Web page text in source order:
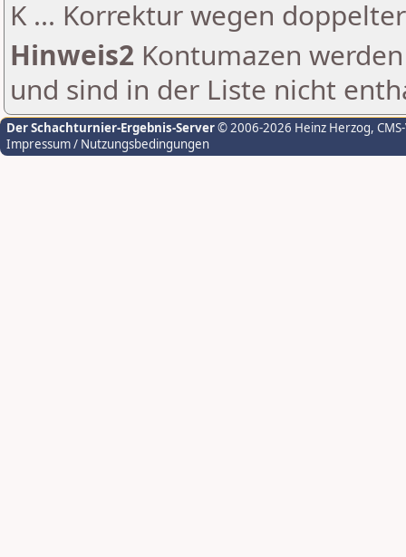
K ... Korrektur wegen
Hinweis2 Kontumazen
und sind in der Liste nicht
Der Schachturnier-Ergebnis-Server© 2006-2026 Heinz Herzog,
Impressum / Nutzungsbedingungen